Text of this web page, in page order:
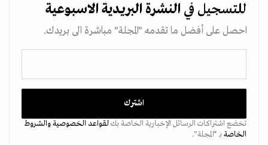
للتسجيل في النشرة البريدية الاسبوعية
احصل على أفضل ما تقدمه "المجلة" مباشرة الى بريدك.
تخضع اشتراكات الرسائل الإخبارية الخاصة بكلقواعد الخصوصيةوالشروط
الخاصة بـ “المجلة".